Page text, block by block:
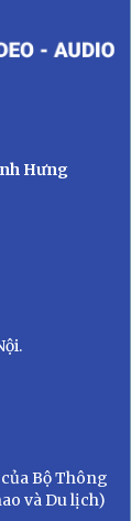
Hưng
Bộ Thông
và Du lịch)